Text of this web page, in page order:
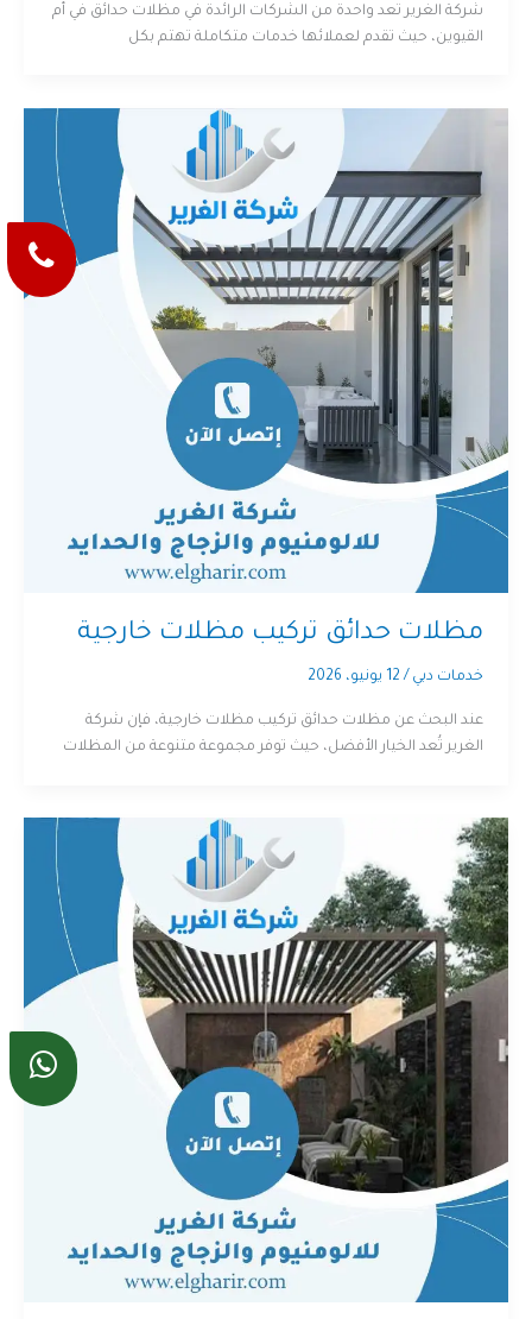
شركة الغرير تعد واحدة من الشركات الرائدة في مظلات حدائق في أم
القيوين، حيث تقدم لعملائها خدمات متكاملة تهتم بكل
مظلات حدائق تركيب مظلات خارجية
خدمات دبي / 12 يونيو، 2026
عند البحث عن مظلات حدائق تركيب مظلات خارجية، فإن شركة
الغرير تُعد الخيار الأفضل، حيث توفر مجموعة متنوعة من المظلات